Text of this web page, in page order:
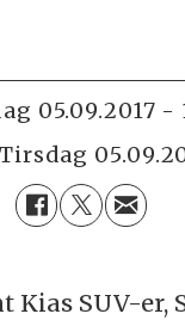
05.09.2017 -
tirsdag
Kias SUV-er,